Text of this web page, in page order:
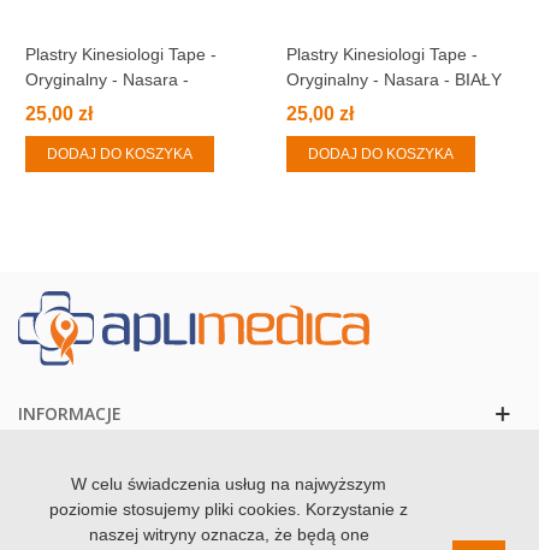
Plastry Kinesiologi Tape -
Oryginalny - Nasara -
BEŻOWY
25,00 zł
DODAJ DO KOSZYKA
Plastry Kinesiologi Tape -
Oryginalny - Nasara - BIAŁY
25,00 zł
DODAJ DO KOSZYKA
INFORMACJE
KONTAKTW celu świadczenia usług na najwyższym
poziomie stosujemy pliki cookies. Korzystanie z
naszej witryny oznacza, że będą one